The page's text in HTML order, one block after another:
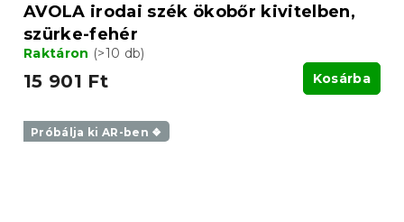
AVOLA irodai szék ökobőr kivitelben,
szürke-fehér
Raktáron (>10 db)
15 901 Ft Kosárba
Próbálja ki AR-ben ❖